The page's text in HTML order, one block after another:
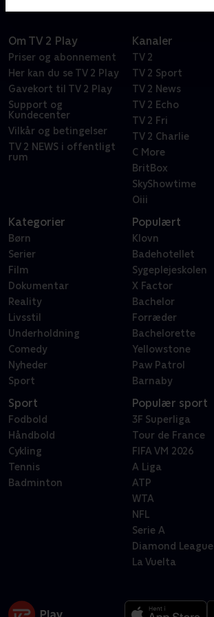
Om TV 2 Play
Priser og abonnement
Her kan du se TV 2 Play
Gavekort til TV 2 Play
Support og
Kundecenter
Vilkår og betingelser
TV 2 NEWS i offentligt
rum
Kanaler
TV 2
TV 2 Sport
TV 2 News
TV 2 Echo
TV 2 Fri
TV 2 Charlie
C More
BritBox
SkyShowtime
Oiii
Kategorier
Børn
Serier
Film
Dokumentar
Reality
Livsstil
Underholdning
Comedy
Nyheder
Sport
Populært
Klovn
Badehotellet
Sygeplejeskolen
X Factor
Bachelor
Forræder
Bachelorette
Yellowstone
Paw Patrol
Barnaby
Sport
Fodbold
Håndbold
Cykling
Tennis
Badminton
Populær sport
3F Superliga
Tour de France
FIFA VM 2026
A Liga
ATP
WTA
NFL
Serie A
Diamond League
La Vuelta